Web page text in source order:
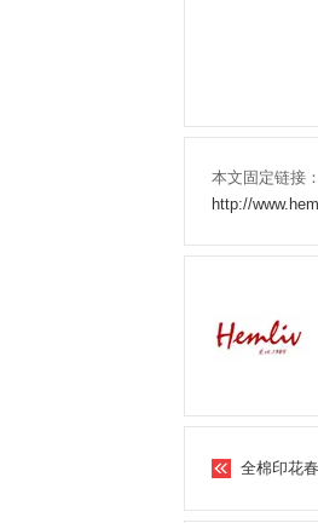
本文固定链接：
http://
全棉印花